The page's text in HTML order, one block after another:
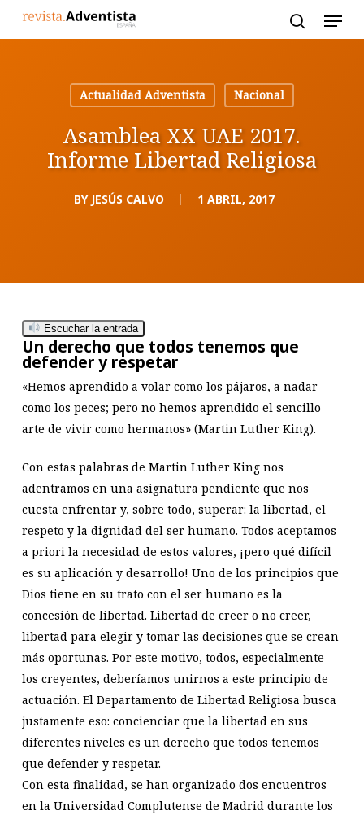
Actualidad Adventista
Nacional
Asamblea XX UAE 2017.
Informe Libertad Religiosa
BY JESÚS CALVO 1 ABRIL, 2017
Escuchar la entrada
Un derecho que todos tenemos que
defender y respetar
«Hemos aprendido a volar como los pájaros, a nadar
como los peces; pero no hemos aprendido el sencillo
arte de vivir como hermanos» (Martin Luther King).
Con estas palabras de Martin Luther King nos
adentramos en una asignatura pendiente que nos
cuesta enfrentar y, sobre todo, superar: la libertad, el
respeto y la dignidad del ser humano. Todos aceptamos
a priori la necesidad de estos valores, ¡pero qué difícil
es su aplicación y desarrollo! Uno de los principios que
Dios tiene en su trato con el ser humano es la
concesión de libertad. Libertad de creer o no creer,
libertad para elegir y tomar las decisiones que se crean
más oportunas. Por este motivo, todos, especialmente
los creyentes, deberíamos unirnos a este principio de
actuación. El Departamento de Libertad Religiosa busca
justamente eso: concienciar que la libertad en sus
diferentes niveles es un derecho que todos tenemos
que defender y respetar.
Con esta finalidad, se han organizado dos encuentros
en la Universidad Complutense de Madrid durante los